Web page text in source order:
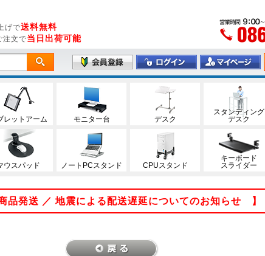
げで送料無料
注文で当日出荷可能
レットアーム モニター台 デスク
スタンディング
デスク
ウスパッド ノートPCスタンド CPUスタンド
キーボード
スライダー
品発送 ／ 地震による配送遅延についてのお知らせ 】